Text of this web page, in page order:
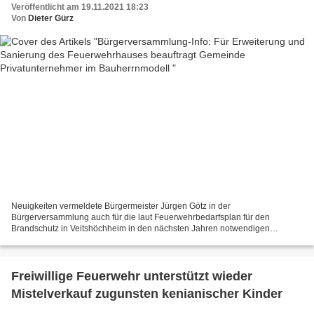
Veröffentlicht am 19.11.2021 18:23
Von Dieter Gürz
Neuigkeiten vermeldete Bürgermeister Jürgen Götz in der
Bürgerversammlung auch für die laut Feuerwehrbedarfsplan für den
Brandschutz in Veitshöchheim in den nächsten Jahren notwendigen
Freiwillige Feuerwehr unterstützt wieder
Mistelverkauf zugunsten kenianischer Kinder